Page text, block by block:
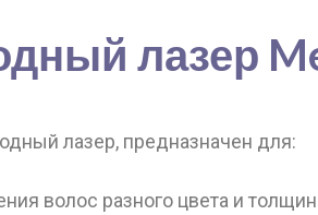
лазер
лазер, предназначен для:
волос разного цвета и